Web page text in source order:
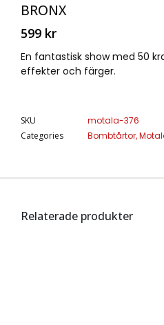
BRONX
599 kr
En fantastisk show med 50
effekter och färger.
SKU
motala-376
Categories
Bombtårtor,
Relaterade produkter